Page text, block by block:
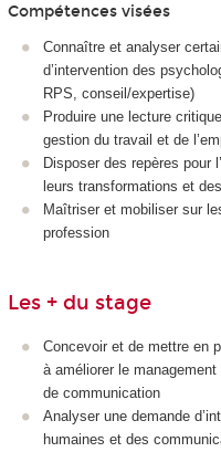
Compétences visées
Connaître et analyser
d’intervention des
RPS, conseil/expertise)
Produire une lecture
gestion du travail et de
Disposer des repères pour
leurs transformations et
Maîtriser et mobiliser sur
profession
Les + du stage
Concevoir et de mettre en
à améliorer le
de communication
Analyser une demande
humaines et des